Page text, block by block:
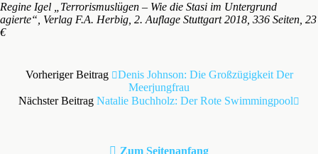
Regine Igel „Terrorismuslügen – Wie die Stasi im Untergrund
agierte“, Verlag F.A. Herbig, 2. Auflage Stuttgart 2018, 336 Seiten, 23
€
Vorheriger Beitrag
Denis Johnson: Die Großzügigkeit Der
Meerjungfrau
Nächster Beitrag Natalie Buchholz: Der Rote Swimmingpool
Zum Seitenanfang